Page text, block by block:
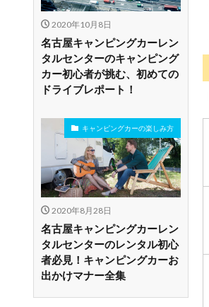
2020年10月8日
名古屋キャンピングカーレン
タルセンターのキャンピング
カー初心者が挑む、初めての
ドライブレポート！
キャンピングカーの楽しみ方
2020年8月28日
名古屋キャンピングカーレン
タルセンターのレンタル初心
者必見！キャンピングカーお
出かけマナー全集